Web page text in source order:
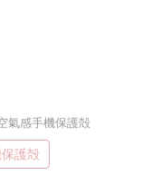
氣感手機保護殻
護殻